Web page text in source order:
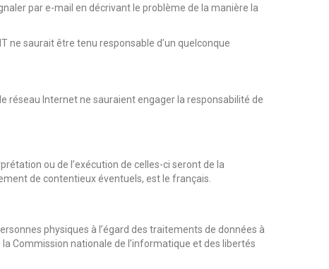
par e-mail en décrivant le problème de la manière la
ne saurait être tenu responsable d’un quelconque
réseau Internet ne sauraient engager la responsabilité de
ou de l’exécution de celles-ci seront de la
de contentieux éventuels, est le français.
physiques à l’égard des traitements de données à
Commission nationale de l’informatique et des libertés